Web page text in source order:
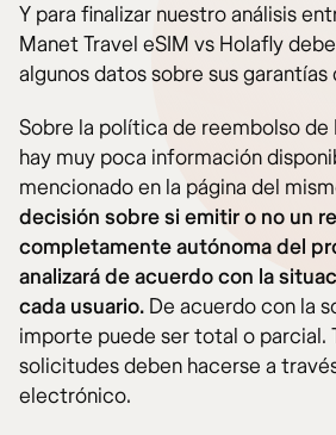
Y para finalizar nuestro análisis
Manet Travel eSIM vs Holafly
algunos datos sobre sus
Sobre la política de reembolso de
hay muy poca información
mencionado en la página del
decisión sobre si emitir o no un
completamente autónoma del
analizará de acuerdo con la
cada usuario. De acuerdo con la
importe puede ser total o parcial.
solicitudes deben hacerse a
electrónico.